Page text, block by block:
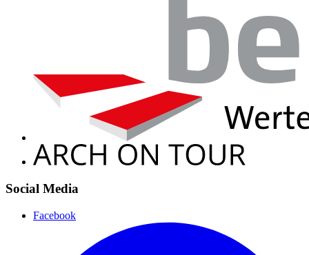
Social Media
Facebook